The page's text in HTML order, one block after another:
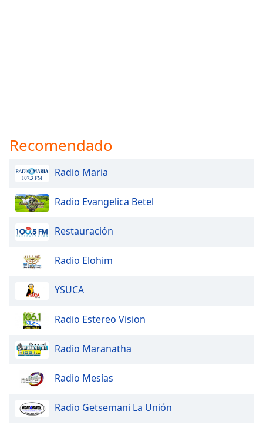
Recomendado
Radio Maria
Radio Evangelica Betel
Restauración
Radio Elohim
YSUCA
Radio Estereo Vision
Radio Maranatha
Radio Mesías
Radio Getsemani La Unión